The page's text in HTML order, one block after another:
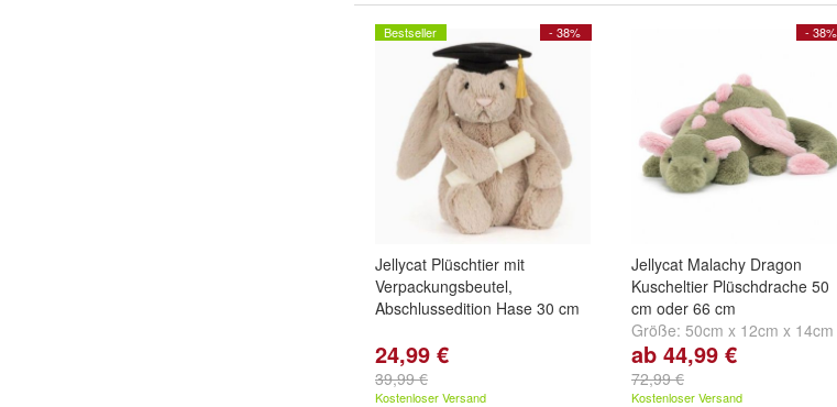
- 38%
Bestseller
Jellycat Plüschtier mit
Verpackungsbeutel,
Abschlussedition Hase 30 cm
24,99 €
39,99 €
Kostenloser Versand
- 38%
Jellycat Malachy Dragon
Kuscheltier Plüschdrache 50
cm oder 66 cm
Größe: 50cm x 12cm x 14cm
und 66cm x 19cm x 20cm
ab 44,99 €
72,99 €
Kostenloser Versand